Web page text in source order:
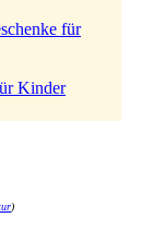
für
Kinder
)